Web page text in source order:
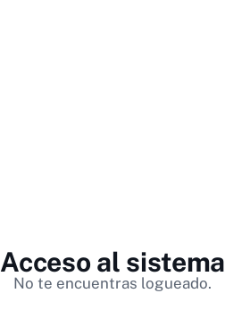
Acceso al sistema
No te encuentras logueado.